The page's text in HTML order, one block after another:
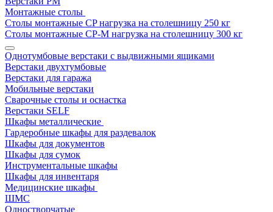
Монтажные столы
Столы монтажные СP нагрузка на столешницу 250 кг
Столы монтажные СР-М нагрузка на столешницу 300 кг
Однотумбовые верстаки с выдвижными ящиками
Верстаки двухтумбовые
Верстаки для гаража
Мобильные верстаки
Сварочные столы и оснастка
Верстаки SELF
Шкафы металлические
Гардеробные шкафы для раздевалок
Шкафы для документов
Шкафы для сумок
Инструментальные шкафы
Шкафы для инвентаря
Медицинские шкафы
ШМС
Одностворчатые